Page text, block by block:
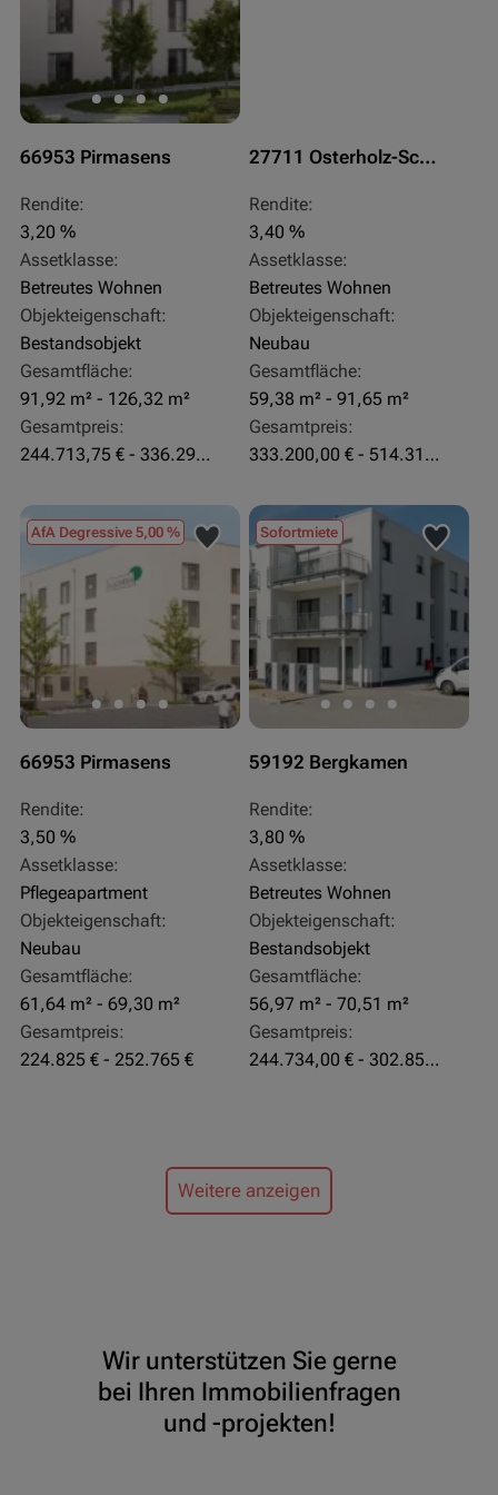
66953 Pirmasens
Rendite:
3,20 %
Assetklasse:
Betreutes Wohnen
Objekteigenschaft:
Bestandsobjekt
Gesamtfläche:
91,92 m² - 126,32 m²
Gesamtpreis:
244.713,75 € - 336.292 €
27711 Osterholz-Scharmbeck
Rendite:
3,40 %
Assetklasse:
Betreutes Wohnen
Objekteigenschaft:
Neubau
Gesamtfläche:
59,38 m² - 91,65 m²
Gesamtpreis:
333.200,00 € - 514.310,00 €
AfA Degressive 5,00 %
66953 Pirmasens
Rendite:
3,50 %
Assetklasse:
Pflegeapartment
Objekteigenschaft:
Neubau
Gesamtfläche:
61,64 m² - 69,30 m²
Gesamtpreis:
224.825 € - 252.765 €
Sofortmiete
59192 Bergkamen
Rendite:
3,80 %
Assetklasse:
Betreutes Wohnen
Objekteigenschaft:
Bestandsobjekt
Gesamtfläche:
56,97 m² - 70,51 m²
Gesamtpreis:
244.734,00 € - 302.855,00 €
Weitere anzeigen
Wir unterstützen Sie gerne
bei Ihren Immobilienfragen
und -projekten!